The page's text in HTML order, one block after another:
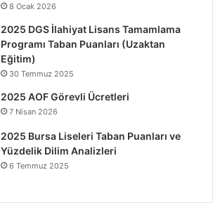
8 Ocak 2026
2025 DGS İlahiyat Lisans Tamamlama
Programı Taban Puanları (Uzaktan
Eğitim)
30 Temmuz 2025
2025 AOF Görevli Ücretleri
7 Nisan 2026
2025 Bursa Liseleri Taban Puanları ve
Yüzdelik Dilim Analizleri
6 Temmuz 2025